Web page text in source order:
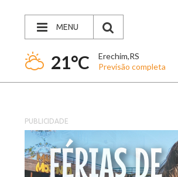
MENU
21°C
Erechim,RS
Previsão completa
PUBLICIDADE